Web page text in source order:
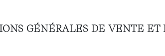
GÉNÉRALES DE VENTE ET